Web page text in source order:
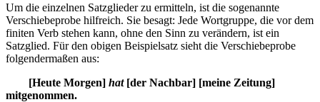
Um die einzelnen Satzglieder zu ermitteln, ist die sogenannte
Verschiebeprobe hilfreich. Sie besagt: Jede Wortgruppe, die vor dem
finiten Verb stehen kann, ohne den Sinn zu verändern, ist ein
Satzglied. Für den obigen Beispielsatz sieht die Verschiebeprobe
folgendermaßen aus:
[Heute Morgen] hat[der Nachbar] [meine Zeitung]
mitgenommen.